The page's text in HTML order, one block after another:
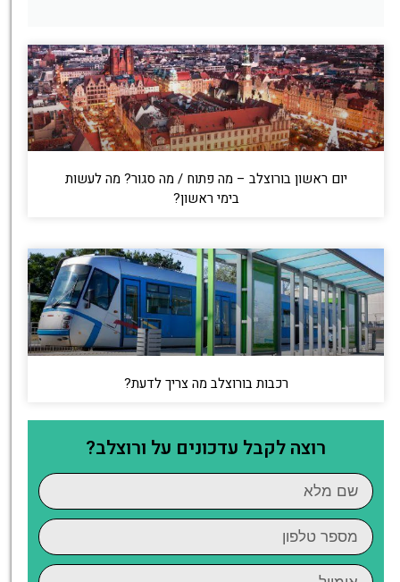
יום ראשון בורוצלב – מה פתוח / מה סגור? מה לעשות
בימי ראשון?
רכבות בורוצלב מה צריך לדעת?
רוצה לקבל עדכונים על ורוצלב?